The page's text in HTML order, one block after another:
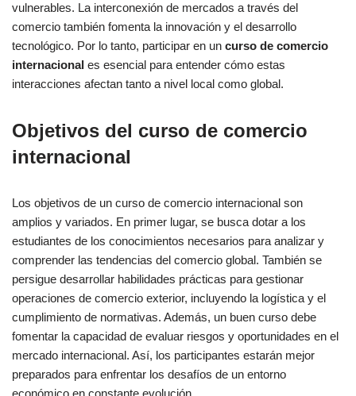
vulnerables. La interconexión de mercados a través del
comercio también fomenta la innovación y el desarrollo
tecnológico. Por lo tanto, participar en un curso de comercio
internacional es esencial para entender cómo estas
interacciones afectan tanto a nivel local como global.
Objetivos del curso de comercio
internacional
Los objetivos de un curso de comercio internacional son
amplios y variados. En primer lugar, se busca dotar a los
estudiantes de los conocimientos necesarios para analizar y
comprender las tendencias del comercio global. También se
persigue desarrollar habilidades prácticas para gestionar
operaciones de comercio exterior, incluyendo la logística y el
cumplimiento de normativas. Además, un buen curso debe
fomentar la capacidad de evaluar riesgos y oportunidades en el
mercado internacional. Así, los participantes estarán mejor
preparados para enfrentar los desafíos de un entorno
económico en constante evolución.